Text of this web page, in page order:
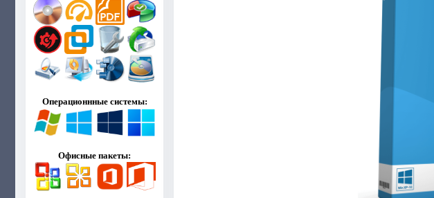
Операционнные системы:
Офисные пакеты: